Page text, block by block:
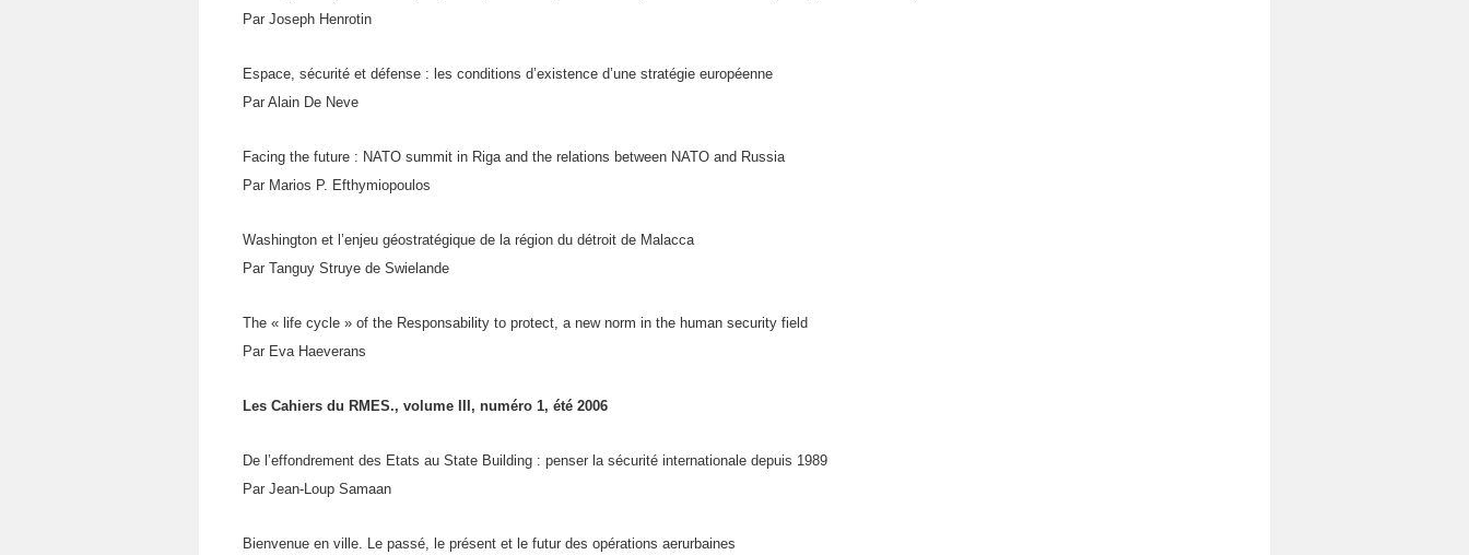
Par Joseph Henrotin
Espace, sécurité et défense : les conditions d’existence d’une stratégie européenne
Par Alain De Neve
Facing the future : NATO summit in Riga and the relations between NATO and Russia
Par Marios P. Efthymiopoulos
Washington et l’enjeu géostratégique de la région du détroit de Malacca
Par Tanguy Struye de Swielande
The « life cycle » of the Responsability to protect, a new norm in the human security field
Par Eva Haeverans
Les Cahiers du RMES., volume III, numéro 1, été 2006
De l’effondrement des Etats au State Building : penser la sécurité internationale depuis 1989
Par Jean-Loup Samaan
Bienvenue en ville. Le passé, le présent et le futur des opérations aerurbaines